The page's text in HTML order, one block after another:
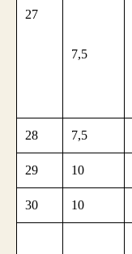
27
7,5
28 7,5
29 10
30 10